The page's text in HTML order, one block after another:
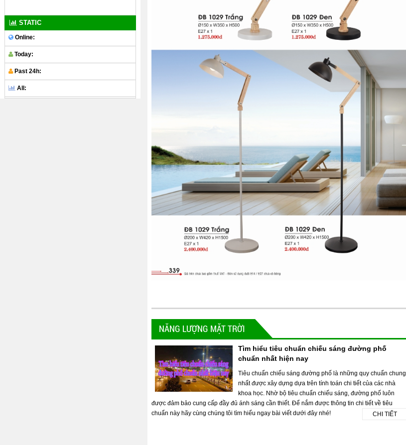
NĂNG LƯỢNG MẶT TRỜI
Tìm hiểu tiêu chuẩn chiếu sáng đường phố
chuẩn nhất hiện nay
Tiêu chuẩn chiếu sáng đường phố là những quy chuẩn chung
nhất được xây dựng dựa trên tính toán chi tiết của các nhà
khoa học. Nhờ bộ tiêu chuẩn chiếu sáng, đường phố luôn
được đảm bảo cung cấp đầy đủ ánh sáng cần thiết. Để nắm được thông tin chi tiết về tiêu
chuẩn này hãy cùng chúng tôi tìm hiểu ngay bài viết dưới đây nhé!
CHI TIẾT
STATIC
Online:
Today:
Past 24h:
All: